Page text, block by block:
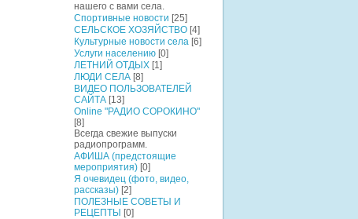
нашего с вами села.
Спортивные новости [25]
СЕЛЬСКОЕ ХОЗЯЙСТВО [4]
Культурные новости села [6]
Услуги населению [0]
ЛЕТНИЙ ОТДЫХ [1]
ЛЮДИ СЕЛА [8]
ВИДЕО ПОЛЬЗОВАТЕЛЕЙ
САЙТА [13]
Online "РАДИО СОРОКИНО"
[8]
Всегда свежие выпуски
радиопрограмм.
АФИША (предстоящие
мероприятия) [0]
Я очевидец (фото, видео,
рассказы) [2]
ПОЛЕЗНЫЕ СОВЕТЫ И
РЕЦЕПТЫ [0]